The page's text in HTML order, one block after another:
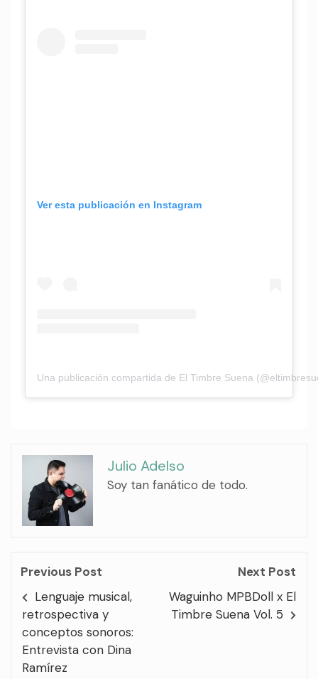
Ver esta publicación en Instagram
Una publicación compartida de El Timbre Suena
Julio Adelso
Soy tan fanático de todo.
Previous Post
Lenguaje musical,
retrospectiva y
conceptos sonoros:
Entrevista con Dina
Ramírez
Next Post
Waguinho MPBDoll x El
Timbre Suena Vol. 5